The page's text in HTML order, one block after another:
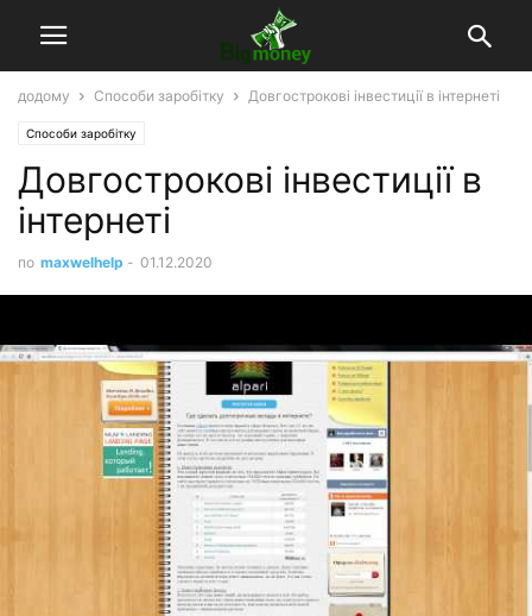
додому Способи заробітку Довгострокові інвестиції в інтернеті
Способи заробітку
Довгострокові інвестиції в
інтернеті
по maxwelhelp - 01.12.2020